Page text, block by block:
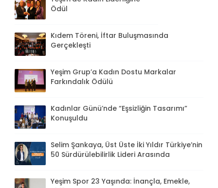
Ödül
Kıdem Töreni, İftar Buluşmasında
Gerçekleşti
Yeşim Grup’a Kadın Dostu Markalar
Farkındalık Ödülü
Kadınlar Günü’nde “Eşsizliğin Tasarımı”
Konuşuldu
Selim Şankaya, Üst Üste İki Yıldır Türkiye’nin
50 Sürdürülebilirlik Lideri Arasında
Yeşim Spor 23 Yaşında: İnançla, Emekle,